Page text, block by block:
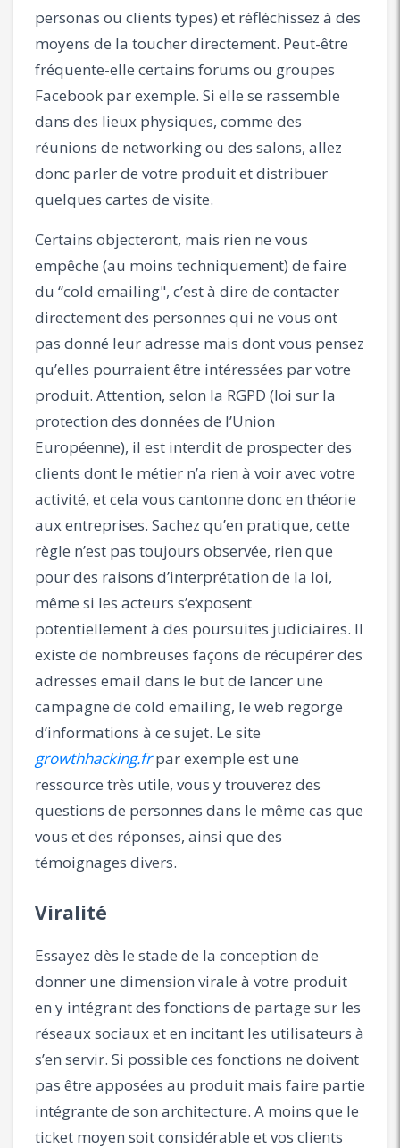
personas ou clients types) et réfléchissez à des
moyens de la toucher directement. Peut-être
fréquente-elle certains forums ou groupes
Facebook par exemple. Si elle se rassemble
dans des lieux physiques, comme des
réunions de networking ou des salons, allez
donc parler de votre produit et distribuer
quelques cartes de visite.
Certains objecteront, mais rien ne vous
empêche (au moins techniquement) de faire
du “cold emailing", c’est à dire de contacter
directement des personnes qui ne vous ont
pas donné leur adresse mais dont vous pensez
qu’elles pourraient être intéressées par votre
produit. Attention, selon la RGPD (loi sur la
protection des données de l’Union
Européenne), il est interdit de prospecter des
clients dont le métier n’a rien à voir avec votre
activité, et cela vous cantonne donc en théorie
aux entreprises. Sachez qu’en pratique, cette
règle n’est pas toujours observée, rien que
pour des raisons d’interprétation de la loi,
même si les acteurs s’exposent
potentiellement à des poursuites judiciaires. Il
existe de nombreuses façons de récupérer des
adresses email dans le but de lancer une
campagne de cold emailing, le web regorge
d’informations à ce sujet. Le site
growthhacking.frpar exemple est une
ressource très utile, vous y trouverez des
questions de personnes dans le même cas que
vous et des réponses, ainsi que des
témoignages divers.
Viralité
Essayez dès le stade de la conception de
donner une dimension virale à votre produit
en y intégrant des fonctions de partage sur les
réseaux sociaux et en incitant les utilisateurs à
s’en servir. Si possible ces fonctions ne doivent
pas être apposées au produit mais faire partie
intégrante de son architecture. A moins que le
ticket moyen soit considérable et vos clients